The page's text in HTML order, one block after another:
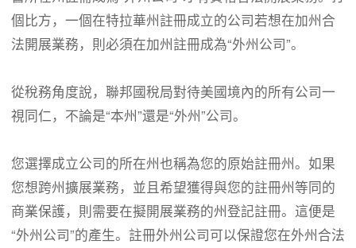
個比方，一個在特拉華州註冊成立的公司若想在加州合
法開展業務，則必須在加州註冊成為“外州公司”。
從稅務角度說，聯邦國稅局對待美國境內的所有公司一
視同仁，不論是“本州”還是“外州”公司。
您選擇成立公司的所在州也稱為您的原始註冊州。如果
您想跨州擴展業務，並且希望獲得與您的註冊州等同的
商業保護，則需要在擬開展業務的州登記註冊。這便是
“外州公司”的產生。註冊外州公司可以保證您在外州合法